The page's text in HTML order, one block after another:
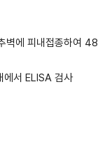
벽에 피내접종하여 48
에서 ELISA 검사